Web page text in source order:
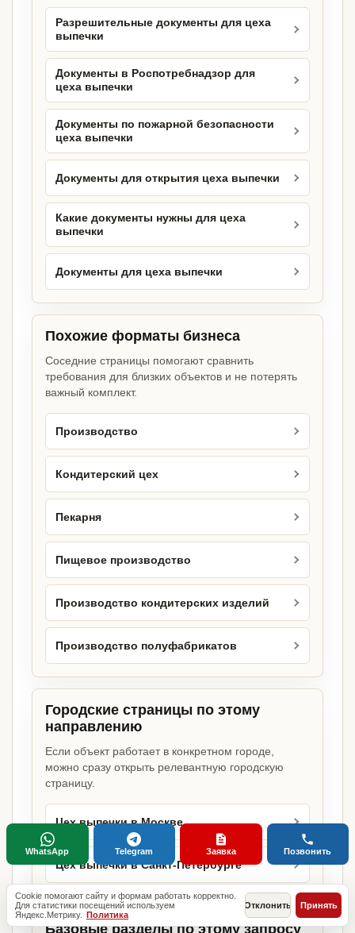
Разрешительные документы для цеха
выпечки
Документы в Роспотребнадзор для
цеха выпечки
Документы по пожарной безопасности
цеха выпечки
Документы для открытия цеха выпечки
Какие документы нужны для цеха
выпечки
Документы для цеха выпечки
Похожие форматы бизнеса
Соседние страницы помогают сравнить
требования для близких объектов и не потерять
важный комплект.
Производство
Кондитерский цех
Пекарня
Пищевое производство
Производство кондитерских изделий
Производство полуфабрикатов
Городские страницы по этому
направлению
Если объект работает в конкретном городе,
можно сразу открыть релевантную городскую
страницу.
Цех выпечки в Москве
Цех выпечки в Санкт-Петербурге
Базовые разделы по этому запросу
Cookie помогают сайту и формам работать корректно.
Для статистики посещений используем
Яндекс.Метрику. Политика
Отклонить Принять
WhatsApp Telegram Заявка Позвонить